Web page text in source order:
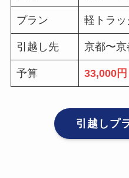
プラン 軽トラッ
引越し先 京都〜京
予算 33,000円
引越しプ